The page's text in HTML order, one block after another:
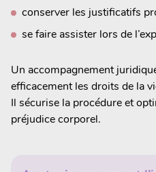
conserver les justificatifs
se faire assister lors de
Un accompagnement
efficacement les droits de la
Il sécurise la procédure et
préjudice corporel.